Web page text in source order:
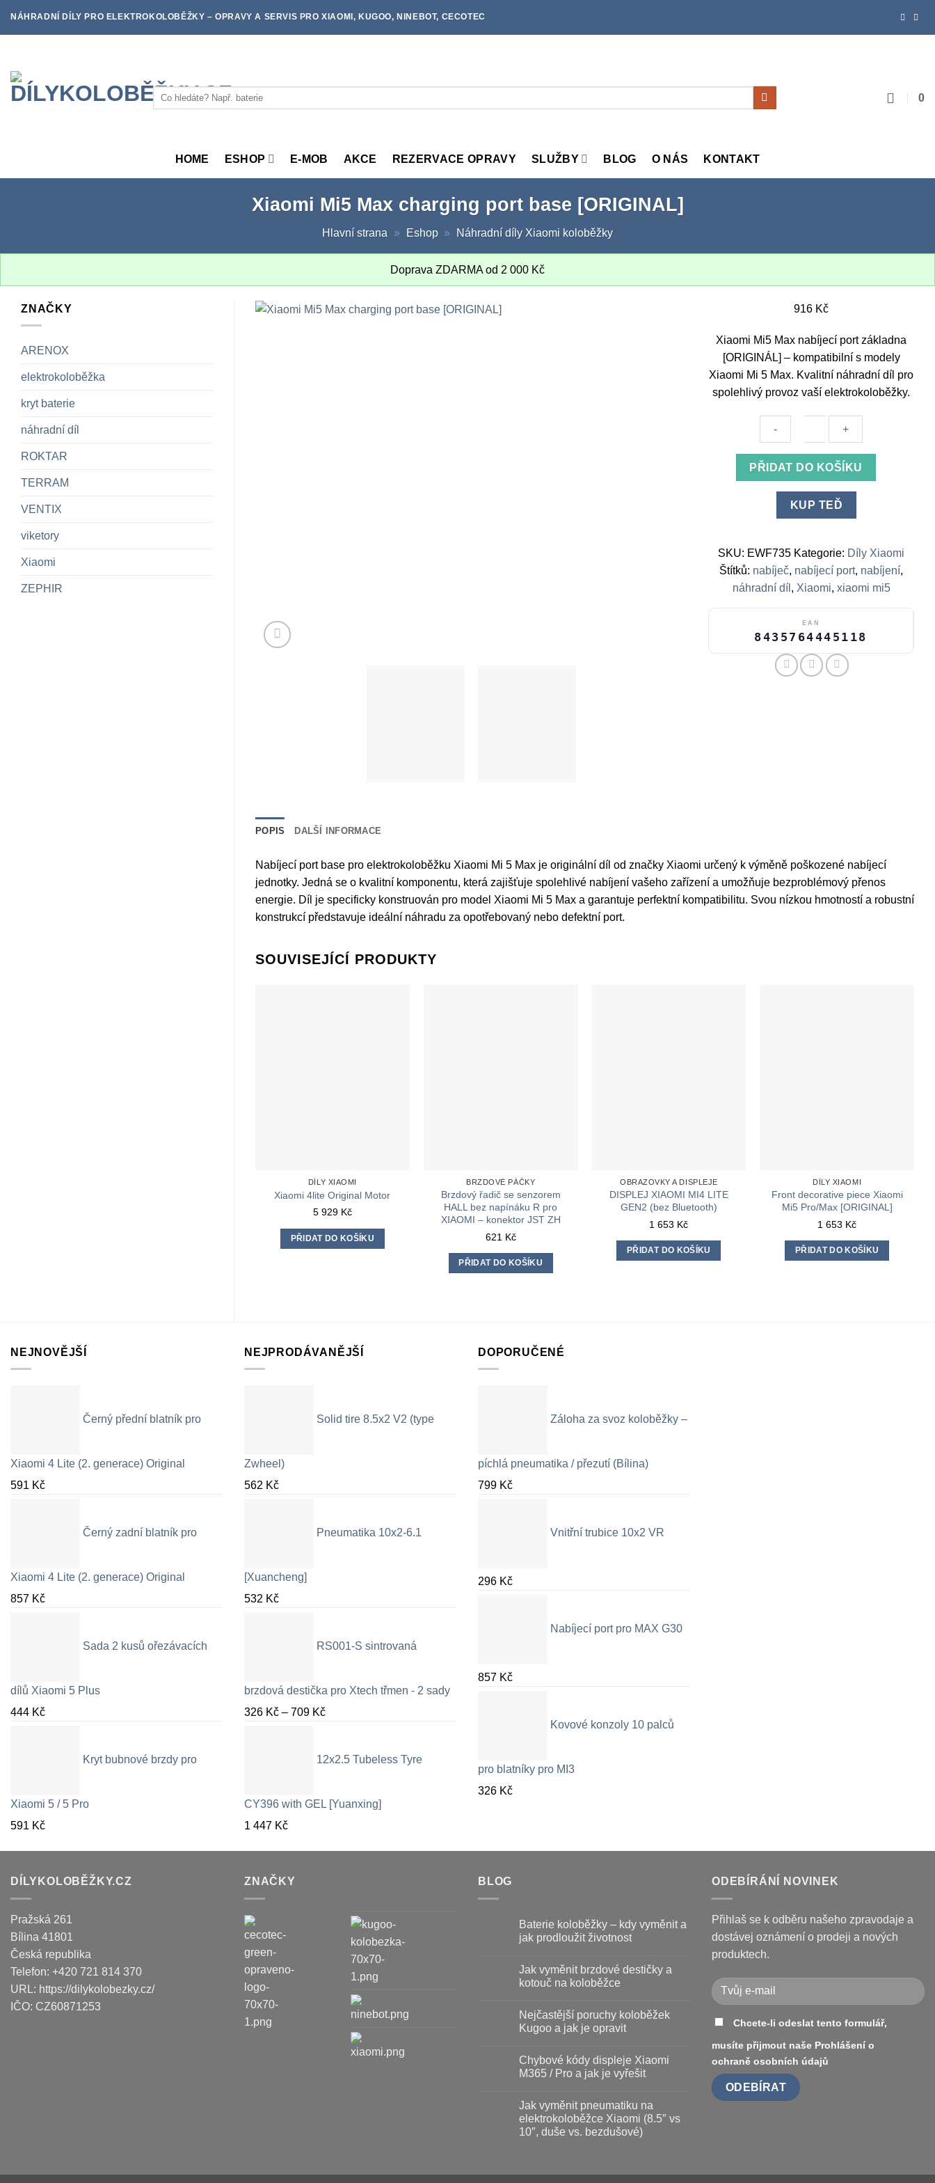
NÁHRADNÍ DÍLY PRO ELEKTROKOLOBĚŽKY – OPRAVY A SERVIS PRO XIAOMI, KUGOO, NINEBOT, CECOTEC
Hledat: 0
HOME ESHOP E-MOB AKCE REZERVACE OPRAVY SLUŽBY BLOG O NÁS KONTAKT
Xiaomi Mi5 Max charging port base [ORIGINAL]
Hlavní strana » Eshop » Náhradní díly Xiaomi koloběžky
Doprava ZDARMA od 2 000 Kč
ZNAČKY
ARENOX
elektrokoloběžka
kryt baterie
náhradní díl
ROKTAR
TERRAM
VENTIX
viketory
Xiaomi
ZEPHIR
916 Kč
Xiaomi Mi5 Max nabíjecí port základna
[ORIGINÁL] – kompatibilní s modely
Xiaomi Mi 5 Max. Kvalitní náhradní díl pro
spolehlivý provoz vaší elektrokoloběžky.
[ORIGINAL]
množství
PŘIDAT DO KOŠÍKU
KUP TEĎ
SKU: EWF735 Kategorie: Díly Xiaomi
Štítků: nabíječ, nabíjecí port, nabíjení,
náhradní díl , Xiaomi, xiaomi mi5
EAN
8435764445118
POPIS DALŠÍ INFORMACE
Nabíjecí port base pro elektrokoloběžku Xiaomi Mi 5 Max je originální díl od značky Xiaomi určený k výměně poškozené nabíjecí
jednotky. Jedná se o kvalitní komponentu, která zajišťuje spolehlivé nabíjení vašeho zařízení a umožňuje bezproblémový přenos
energie. Díl je specificky konstruován pro model Xiaomi Mi 5 Max a garantuje perfektní kompatibilitu. Svou nízkou hmotností a robustní
konstrukcí představuje ideální náhradu za opotřebovaný nebo defektní port.
SOUVISEJÍCÍ PRODUKTY
DÍLY XIAOMI
Xiaomi 4lite Original Motor
5 929 Kč
PŘIDAT DO KOŠÍKU
BRZDOVÉ PÁČKY
Brzdový řadič se senzorem
HALL bez napínáku R pro
XIAOMI – konektor JST ZH
621 Kč
PŘIDAT DO KOŠÍKU
OBRAZOVKY A DISPLEJE
DISPLEJ XIAOMI MI4 LITE
GEN2 (bez Bluetooth)
1 653 Kč
PŘIDAT DO KOŠÍKU
DÍLY XIAOMI
Front decorative piece Xiaomi
Mi5 Pro/Max [ORIGINAL]
1 653 Kč
PŘIDAT DO KOŠÍKU
NEJNOVĚJŠÍ
Černý přední blatník pro
Xiaomi 4 Lite (2. generace) Original
591 Kč
Černý zadní blatník pro
Xiaomi 4 Lite (2. generace) Original
857 Kč
Sada 2 kusů ořezávacích
dílů Xiaomi 5 Plus
444 Kč
Kryt bubnové brzdy pro
Xiaomi 5 / 5 Pro
591 Kč
NEJPRODÁVANĚJŠÍ
Solid tire 8.5x2 V2 (type
Zwheel)
562 Kč
Pneumatika 10x2-6.1
[Xuancheng]
532 Kč
RS001-S sintrovaná
brzdová destička pro Xtech třmen - 2 sady
326 Kč – 709 KčRozpětí
až
12x2.5 Tubeless Tyre
CY396 with GEL [Yuanxing]
1 447 Kč
DOPORUČENÉ
Záloha za svoz koloběžky –
píchlá pneumatika / přezutí (Bílina)
799 Kč
Vnitřní trubice 10x2 VR
296 Kč
Nabíjecí port pro MAX G30
857 Kč
Kovové konzoly 10 palců
pro blatníky pro MI3
326 Kč
DÍLYKOLOBĚŽKY.CZ
Pražská 261
Bílina 41801
Česká republika
Telefon: +420 721 814 370
URL: https://dilykolobezky.cz/
IČO: CZ60871253
ZNAČKY BLOG
Baterie koloběžky – kdy vyměnit a
jak prodloužit životnost
textu
s
koloběžky
–
kdy
jak
prodloužit
životnost
Jak vyměnit brzdové destičky a
kotouč na koloběžce
u
textu
s
vyměnit
brzdové
destičky
na
koloběžce
Nejčastější poruchy koloběžek
Kugoo a jak je opravit
u
textu
s
poruchy
koloběžek
Kugoo
a
Chybové kódy displeje Xiaomi
M365 / Pro a jak je vyřešit
textu
s
názvem
M365
Jak vyměnit pneumatiku na
elektrokoloběžce Xiaomi (8.5″ vs
10″, duše vs. bezdušové)
ODEBÍRÁNÍ NOVINEK
Přihlaš se k odběru našeho zpravodaje a
dostávej oznámení o prodeji a nových
produktech.
Chcete-li odeslat tento formulář,
musíte přijmout naše Prohlášení o
ochraně osobních údajů